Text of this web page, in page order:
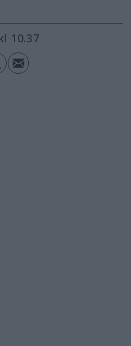
10.37